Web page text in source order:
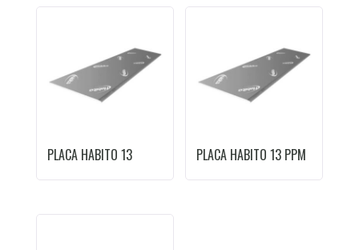
PLACA HABITO 13 PLACA HABITO 13 PPM